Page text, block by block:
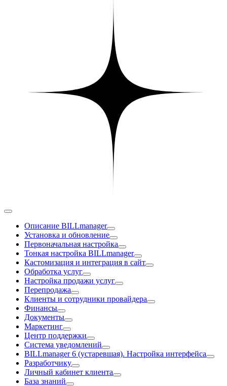
Описание BILLmanager
Установка и обновление
Первоначальная настройка
Тонкая настройка BILLmanager
Кастомизация и интеграция в сайт
Обработка услуг
Настройка продажи услуг
Перепродажа
Клиенты и сотрудники провайдера
Финансы
Документы
Маркетинг
Центр поддержки
Система уведомлений
BILLmanager 6 (устаревшая). Настройка интерфейса
Разработчику
Личный кабинет клиента
База знаний